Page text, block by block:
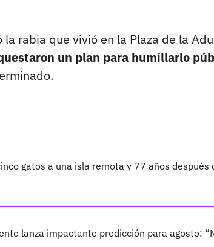
rabia que vivió en la Plaza de la
un plan para humillarlo
gatos a una isla remota y 77 años
lanza impactante predicción para agosto: